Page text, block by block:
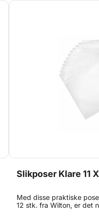
Slikposer Klare 11
Med disse praktiske
12 stk. fra Wilton, er det